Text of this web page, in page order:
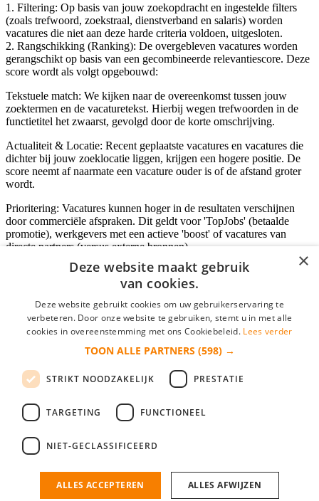
1. Filtering: Op basis van jouw zoekopdracht en ingestelde filters
(zoals trefwoord, zoekstraal, dienstverband en salaris) worden
vacatures die niet aan deze harde criteria voldoen, uitgesloten.
2. Rangschikking (Ranking): De overgebleven vacatures worden
gerangschikt op basis van een gecombineerde relevantiescore. Deze
score wordt als volgt opgebouwd:
Tekstuele match: We kijken naar de overeenkomst tussen jouw
zoektermen en de vacaturetekst. Hierbij wegen trefwoorden in de
functietitel het zwaarst, gevolgd door de korte omschrijving.
Actualiteit & Locatie: Recent geplaatste vacatures en vacatures die
dichter bij jouw zoeklocatie liggen, krijgen een hogere positie. De
score neemt af naarmate een vacature ouder is of de afstand groter
wordt.
Prioritering: Vacatures kunnen hoger in de resultaten verschijnen
door commerciële afspraken. Dit geldt voor 'TopJobs' (betaalde
promotie), werkgevers met een actieve 'boost' of vacatures van
directe partners (versus externe bronnen).
Inloggen als bedrijf
*
login gegevens onthouden
login
Bedrijf aanmelden
nieuwe collega/werknemer zo gevonden!
×
Deze website maakt gebruik
van cookies.
Deze website gebruikt cookies om uw gebruikerservaring te
verbeteren. Door onze website te gebruiken, stemt u in met alle
cookies in overeenstemming met ons Cookiebeleid. Lees verder
TOON ALLE PARTNERS (598) →
STRIKT NOODZAKELIJK PRESTATIE
TARGETING FUNCTIONEEL
NIET-GECLASSIFICEERD
ALLES ACCEPTEREN ALLES AFWIJZEN